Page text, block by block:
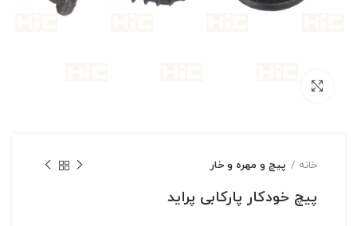
خانه پیچ و مهره و خار
پیچ خودکار پارکابی پراید